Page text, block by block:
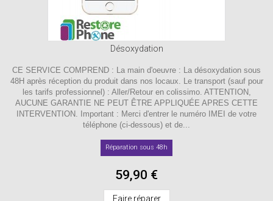
Désoxydation
CE SERVICE COMPREND : La main d'oeuvre : La désoxydation sous
48H après réception du produit dans nos locaux. Le transport (sauf pour
les tarifs professionnel) : Aller/Retour en colissimo. ATTENTION,
AUCUNE GARANTIE NE PEUT ÊTRE APPLIQUÉE APRES CETTE
INTERVENTION. Important : Merci d'entrer le numéro IMEI de votre
téléphone (ci-dessous) et de...
Réparation sous 48h
59,90 €
Faire réparer